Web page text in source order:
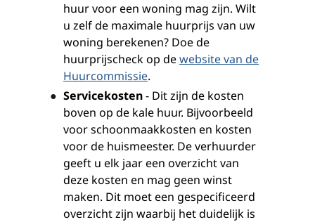
huur voor een woning mag zijn. Wilt
u zelf de maximale huurprijs van uw
woning berekenen? Doe de
huurprijscheck op dewebsite van de
Huurcommissie.
Servicekosten- Dit zijn de kosten
boven op de kale huur. Bijvoorbeeld
voor schoonmaakkosten en kosten
voor de huismeester. De verhuurder
geeft u elk jaar een overzicht van
deze kosten en mag geen winst
maken. Dit moet een gespecificeerd
overzicht zijn waarbij het duidelijk is